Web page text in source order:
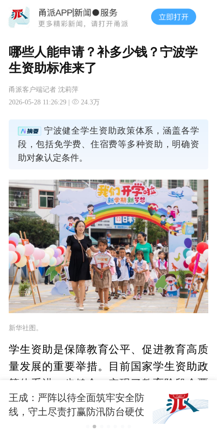
哪些人能申请？补多少钱？宁波学
生资助标准来了
甬派客户端记者 沈莉萍
2026-05-28 11:26:29 |
24.3万
宁波健全学生资助政策体系，涵盖各学
段，包括免学费、住宿费等多种资助，明确资
助对象认定条件。
新华社图。
学生资助是保障教育公平、促进教育高质
量发展的重要举措。目前国家学生资助政
策体系进一步健全，实现了教育阶段全覆
盖。
记者今天从宁波市教育服务与电化教育中
王成：严阵以待全面筑牢安全防
线，守土尽责打赢防汛防台硬仗